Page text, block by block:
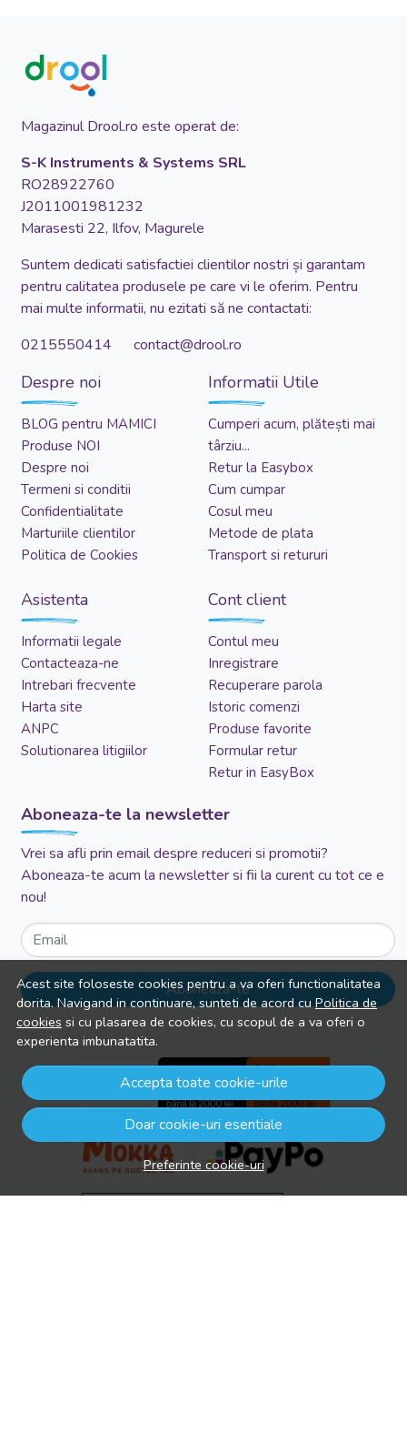
Acest site foloseste cookies pentru a va oferi functionalitatea
dorita. Navigand in continuare, sunteti de acord cuPolitica de
cookies si cu plasarea de cookies, cu scopul de a va oferi o
experienta imbunatatita.
Accepta toate cookie-urile
Doar cookie-uri esentiale
Preferinte cookie-uri
Magazinul Drool.ro este operat de:
S-K Instruments & Systems SRL
RO28922760
J2011001981232
Marasesti 22, Ilfov, Magurele
Suntem dedicati satisfactiei clientilor nostri și garantam
pentru calitatea produsele pe care vi le oferim. Pentru
mai multe informatii, nu ezitati să ne contactati:
0215550414 contact@drool.ro
Despre noi
BLOG pentru MAMICI
Produse NOI
Despre noi
Termeni si conditii
Confidentialitate
Marturiile clientilor
Politica de Cookies
Informatii Utile
Cumperi acum, plătești mai
târziu...
Retur la Easybox
Cum cumpar
Cosul meu
Metode de plata
Transport si retururi
Asistenta
Informatii legale
Contacteaza-ne
Intrebari frecvente
Harta site
ANPC
Solutionarea litigiilor
Cont client
Contul meu
Inregistrare
Recuperare parola
Istoric comenzi
Produse favorite
Formular retur
Retur in EasyBox
Aboneaza-te la newsletter
Vrei sa afli prin email despre reduceri si promotii?
Aboneaza-te acum la newsletter si fii la curent cu tot ce e
nou!
Email
Aboneaza-te